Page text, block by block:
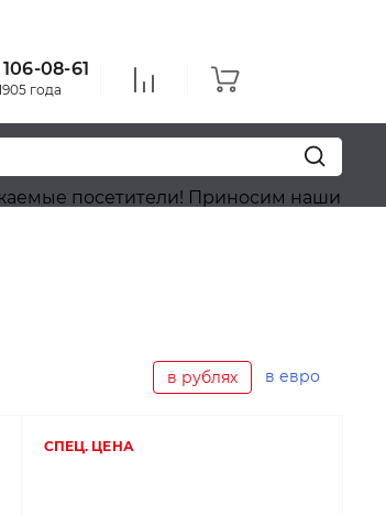
08-61
года
Приносим наши извинения, на
в рублях в евро
СПЕЦ. ЦЕНА